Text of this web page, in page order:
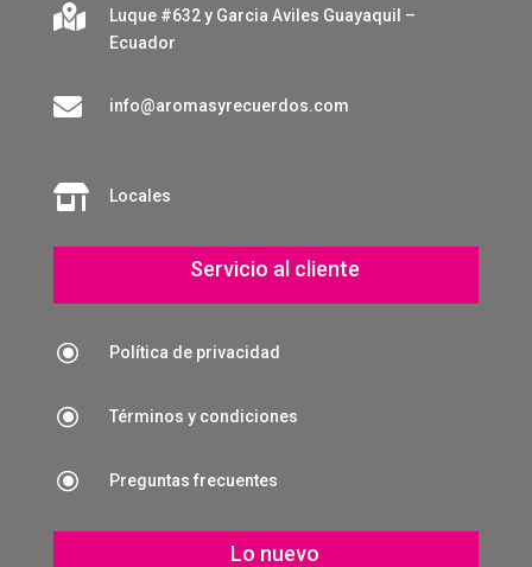

Luque #632 y Garcia Aviles Guayaquil –
Ecuador
 info@aromasyrecuerdos.com
 Locales
Servicio al cliente
\ Política de privacidad
\ Términos y condiciones
\ Preguntas frecuentes
Lo nuevo